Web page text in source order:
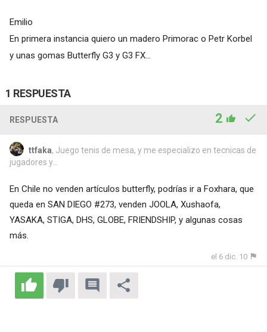
Emilio
En primera instancia quiero un madero Primorac o Petr Korbel
y unas gomas Butterfly G3 y G3 FX...
1 RESPUESTA
RESPUESTA 2
ttfaka, Juego tenis de mesa, y me especializo en tecnicas de
jugadores y...
En Chile no venden artículos butterfly, podrías ir a Foxhara, que
queda en SAN DIEGO #273, venden JOOLA, Xushaofa,
YASAKA, STIGA, DHS, GLOBE, FRIENDSHIP, y algunas cosas
más.
el 6 dic. 10